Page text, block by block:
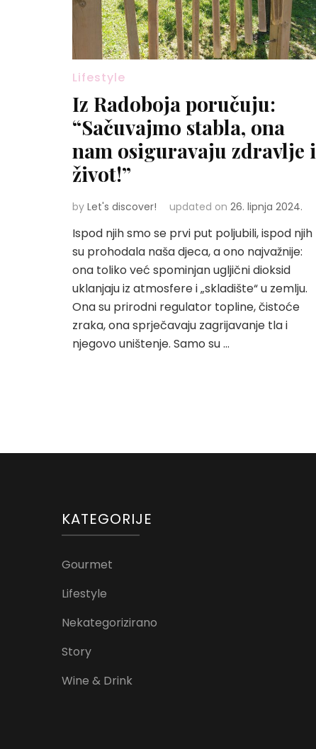
Lifestyle
Iz Radoboja poručuju:
“Sačuvajmo stabla, ona
nam osiguravaju zdravlje i
život!”
by Let's discover! updated on 26. lipnja 2024.
Ispod njih smo se prvi put poljubili, ispod njih
su prohodala naša djeca, a ono najvažnije:
ona toliko već spominjan ugljični dioksid
uklanjaju iz atmosfere i „skladište“ u zemlju.
Ona su prirodni regulator topline, čistoće
zraka, ona sprječavaju zagrijavanje tla i
njegovo uništenje. Samo su …
KATEGORIJE
Gourmet
Lifestyle
Nekategorizirano
Story
Wine & Drink